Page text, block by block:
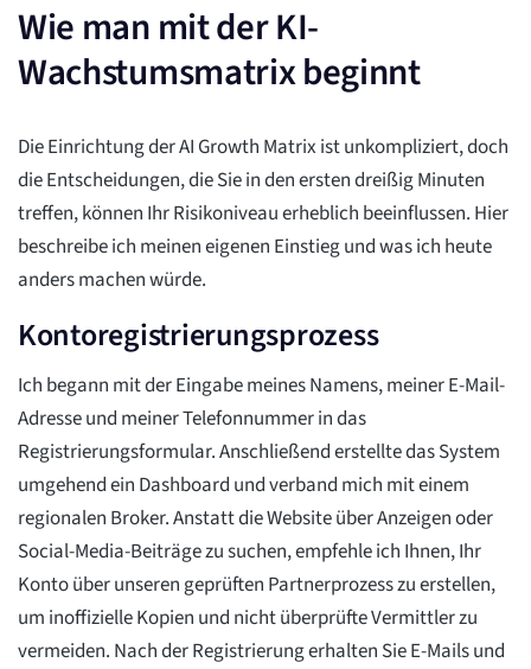
Wie man mit der KI-
Wachstumsmatrix beginnt
Die Einrichtung der AI Growth Matrix ist unkompliziert, doch
die Entscheidungen, die Sie in den ersten dreißig Minuten
treffen, können Ihr Risikoniveau erheblich beeinflussen. Hier
beschreibe ich meinen eigenen Einstieg und was ich heute
anders machen würde.
Kontoregistrierungsprozess
Ich begann mit der Eingabe meines Namens, meiner E-Mail-
Adresse und meiner Telefonnummer in das
Registrierungsformular. Anschließend erstellte das System
umgehend ein Dashboard und verband mich mit einem
regionalen Broker. Anstatt die Website über Anzeigen oder
Social-Media-Beiträge zu suchen, empfehle ich Ihnen, Ihr
Konto über unseren geprüften Partnerprozess zu erstellen,
um inoffizielle Kopien und nicht überprüfte Vermittler zu
vermeiden. Nach der Registrierung erhalten Sie E-Mails und